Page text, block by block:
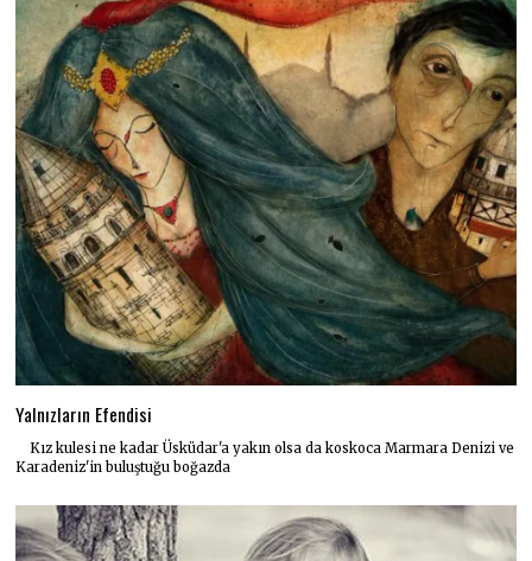
Yalnızların Efendisi
Kız kulesi ne kadar Üsküdar'a yakın olsa da koskoca Marmara Denizi ve
Karadeniz'in buluştuğu boğazda